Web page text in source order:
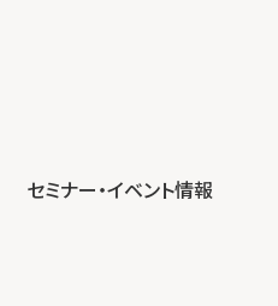
セミナー・イベント情報